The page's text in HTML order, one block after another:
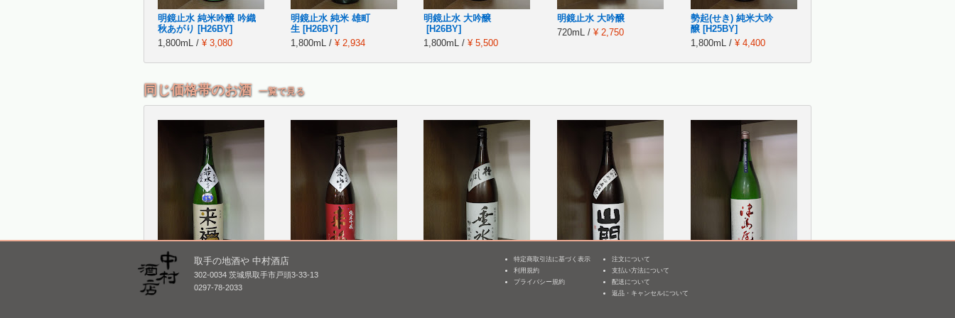
明鏡止水 純米吟醸 吟織
秋あがり [H26BY]
1,800mL / ¥ 3,080
明鏡止水 純米 雄町
生 [H26BY]
1,800mL / ¥ 2,934
明鏡止水 大吟醸
[H26BY]
1,800mL / ¥ 5,500
明鏡止水 大吟醸
720mL / ¥ 2,750
勢起(せき) 純米大吟
醸 [H25BY]
1,800mL / ¥ 4,400
同じ価格帯のお酒 一覧で見る
来福 純米 若水 生原酒
1,800mL /¥ 3,300
来福 純米吟醸 愛山 つる
ばら
明鏡止水 純米 垂氷 山田
山間 特別純米酒 仕込み
11号 かめ口直詰め 無濾
過生原酒 [H25BY]
取手の地酒や 中村酒店
302-0034 茨城県取手市戸頭3-33-13
0297-78-2033
特定商取引法に基づく表示
利用規約
プライバシー規約
注文について
支払い方法について
配送について
返品・キャンセルについて